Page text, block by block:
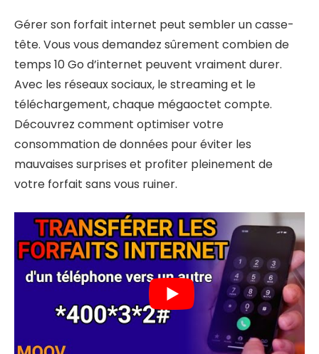
Gérer son forfait internet peut sembler un casse-
tête. Vous vous demandez sûrement combien de
temps 10 Go d’internet peuvent vraiment durer.
Avec les réseaux sociaux, le streaming et le
téléchargement, chaque mégaoctet compte.
Découvrez comment optimiser votre
consommation de données pour éviter les
mauvaises surprises et profiter pleinement de
votre forfait sans vous ruiner.